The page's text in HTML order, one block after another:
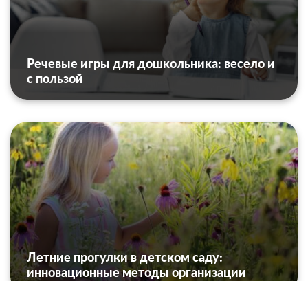
Речевые игры для дошкольника: весело и
с пользой
Летние прогулки в детском саду:
инновационные методы организации